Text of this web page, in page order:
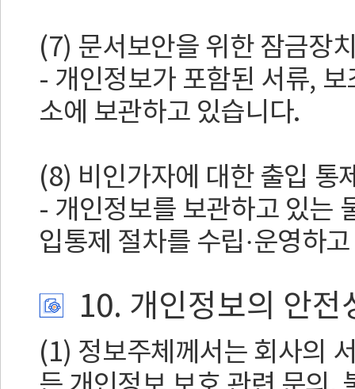
(7) 문서보안을 위한 잠금장
- 개인정보가 포함된 서류,
소에 보관하고 있습니다.
(8) 비인가자에 대한 출입 통
- 개인정보를 보관하고 있는
입통제 절차를 수립·운영하
10. 개인정보의 안전
(1) 정보주체께서는 회사의